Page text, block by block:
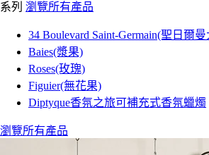
系列 瀏覽所有產品
34 Boulevard Saint-Germain(聖日爾
Baies(漿果)
Roses(玫瑰)
Figuier(無花果)
Diptyque香氛之旅可補充式香氛蠟燭
瀏覽所有產品